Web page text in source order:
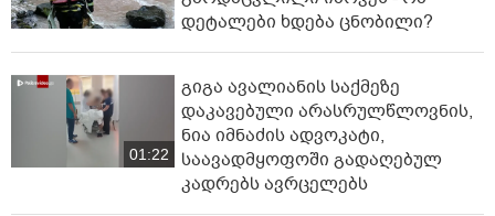
დეტალები ხდება ცნობილი?
01:22
გიგა ავალიანის საქმეზე
დაკავებული არასრულწლოვნის,
ნია იმნაძის ადვოკატი,
საავადმყოფოში გადაღებულ
კადრებს ავრცელებს